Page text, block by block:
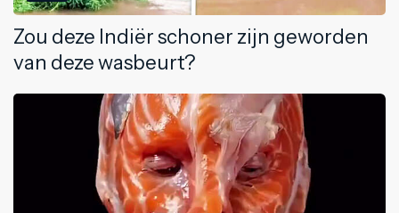
Zou deze Indiër schoner zijn geworden
van deze wasbeurt?